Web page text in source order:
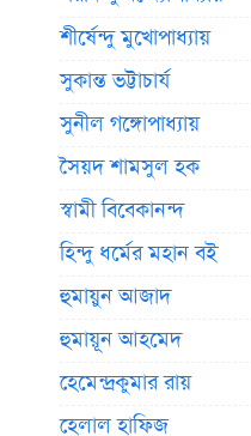
শীর্ষেন্দু মুখোপাধ্যায়
সুকান্ত ভট্টাচার্য
সুনীল গঙ্গোপাধ্যায়
সৈয়দ শামসুল হক
স্বামী বিবেকানন্দ
হিন্দু ধর্মের মহান বই
হুমায়ুন আজাদ
হুমায়ূন আহমেদ
হেমেন্দ্রকুমার রায়
হেলাল হাফিজ